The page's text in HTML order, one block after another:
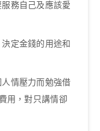
務自己及應該愛
定金錢的用途和
情壓力而勉強借
用，對只講情卻